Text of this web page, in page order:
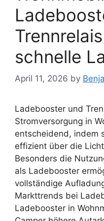
schnelle
April 11, 2026 by
Ladebooster und
Stromversorgung in
entscheidend, indem
effizient über die
Besonders die
als Ladebooster
vollständige
Markttrends bei
Ladebooster in